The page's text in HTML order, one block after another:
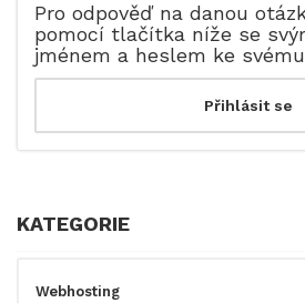
Pro odpověď na danou
pomocí tlačítka níže se
jménem a heslem ke
KATEGORIE
Webhosting